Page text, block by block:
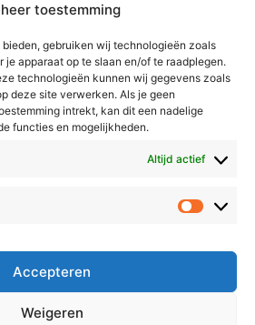
toestemming
gebruiken wij technologieën zoals
je apparaat op te slaan en/of te raadplegen.
technologieën kunnen wij gegevens zoals
deze site verwerken. Als je geen
intrekt, kan dit een nadelige
functies en mogelijkheden.
Altijd actief
Accepteren
Weigeren